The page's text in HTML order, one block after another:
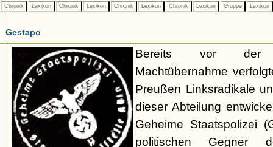
Chronik Lexikon Chronik Lexikon Chronik Lexikon Chronik Lexikon Gruppe Lexikon
Gestapo
Bereits vor der
Machtübernahme
Preußen Linksradikale
dieser Abteilung
Geheime Staatspolizei
politischen Gegner